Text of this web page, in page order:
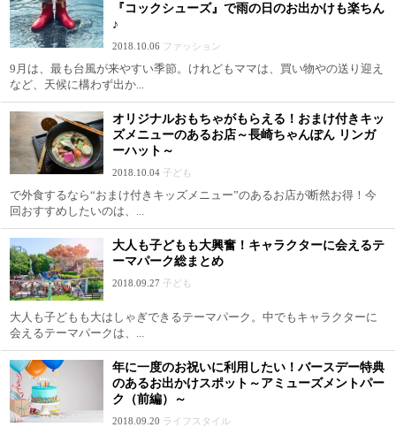
『コックシューズ』で雨の日のお出かけも楽ちん
♪
2018.10.06 ファッション
9月は、最も台風が来やすい季節。けれどもママは、買い物やの送り迎え
など、天候に構わず出か...
オリジナルおもちゃがもらえる！おまけ付きキッ
ズメニューのあるお店～長崎ちゃんぽん リンガ
ーハット～
2018.10.04 子ども
で外食するなら“おまけ付きキッズメニュー”のあるお店が断然お得！今
回おすすめしたいのは、...
大人も子どもも大興奮！キャラクターに会えるテ
ーマパーク総まとめ
2018.09.27 子ども
大人も子どもも大はしゃぎできるテーマパーク。中でもキャラクターに
会えるテーマパークは、...
年に一度のお祝いに利用したい！バースデー特典
のあるお出かけスポット～アミューズメントパー
ク（前編）～
2018.09.20 ライフスタイル